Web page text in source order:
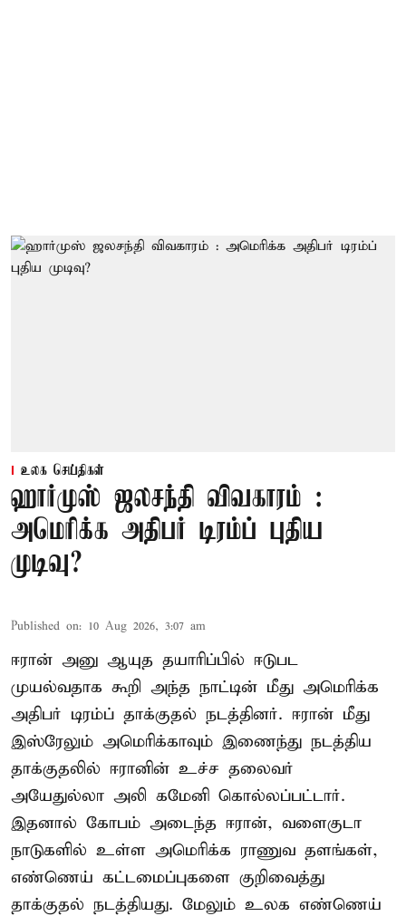
உலக செய்திகள்
ஹார்முஸ் ஜலசந்தி விவகாரம் :
அமெரிக்க அதிபர் டிரம்ப் புதிய
முடிவு?
Published on: 10 Aug 2026, 3:07 am
ஈரான் அனு ஆயுத தயாரிப்பில் ஈடுபட
முயல்வதாக கூறி அந்த நாட்டின் மீது அமெரிக்க
அதிபர் டிரம்ப் தாக்குதல் நடத்தினர். ஈரான் மீது
இஸ்ரேலும் அமெரிக்காவும் இணைந்து நடத்திய
தாக்குதலில் ஈரானின் உச்ச தலைவர்
அயேதுல்லா அலி கமேனி கொல்லப்பட்டார்.
இதனால் கோபம் அடைந்த ஈரான், வளைகுடா
நாடுகளில் உள்ள அமெரிக்க ராணுவ தளங்கள்,
எண்ணெய் கட்டமைப்புகளை குறிவைத்து
தாக்குதல் நடத்தியது. மேலும் உலக எண்ணெய்